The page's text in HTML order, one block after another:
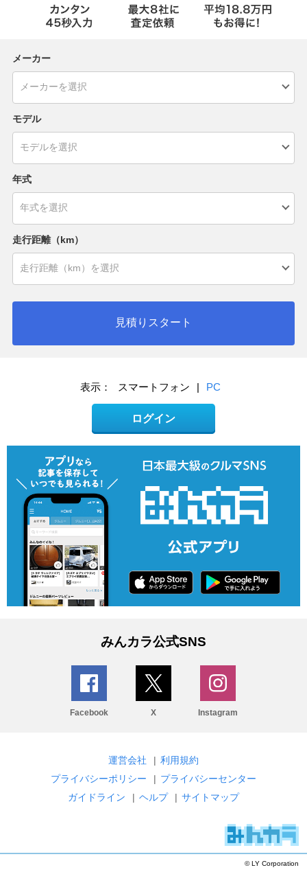
メーカー
モデル
年式
走行距離（km）
見積りスタート
表示： スマートフォン | PC
ログイン
みんカラ公式SNS
Facebook X Instagram
運営会社 | 利用規約
プライバシーポリシー
| プライバシーセンター
ガイドライン
| ヘルプ | サイトマップ
© LY Corporation